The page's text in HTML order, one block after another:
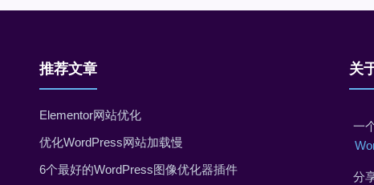
告
推荐文章
Elementor网站优化
优化WordPress网站加载慢
6个最好的WordPress图像优化器插件
关
一
分